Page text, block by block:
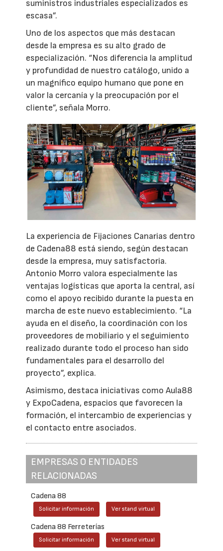
suministros industriales especializados es
escasa”.
Uno de los aspectos que más destacan
desde la empresa es su alto grado de
especialización. “Nos diferencia la amplitud
y profundidad de nuestro catálogo, unido a
un magnífico equipo humano que pone en
valor la cercanía y la preocupación por el
cliente”, señala Morro.
La experiencia de Fijaciones Canarias dentro
de Cadena88 está siendo, según destacan
desde la empresa, muy satisfactoria.
Antonio Morro valora especialmente las
ventajas logísticas que aporta la central, así
como el apoyo recibido durante la puesta en
marcha de este nuevo establecimiento. “La
ayuda en el diseño, la coordinación con los
proveedores de mobiliario y el seguimiento
realizado durante todo el proceso han sido
fundamentales para el desarrollo del
proyecto”, explica.
Asimismo, destaca iniciativas como Aula88
y ExpoCadena, espacios que favorecen la
formación, el intercambio de experiencias y
el contacto entre asociados.
EMPRESAS O ENTIDADES
RELACIONADAS
Cadena 88
Solicitar información Ver stand virtual
Cadena 88 Ferreterías
Solicitar información Ver stand virtual